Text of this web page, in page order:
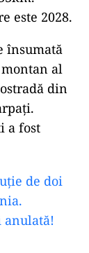
este 2028.
însumată
al
din
a fost
de doi
anulată!